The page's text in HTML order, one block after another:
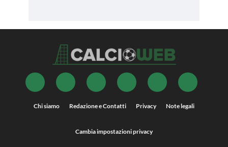
Chi siamo Redazione e Contatti Privacy Note legali
Cambia impostazioni privacy